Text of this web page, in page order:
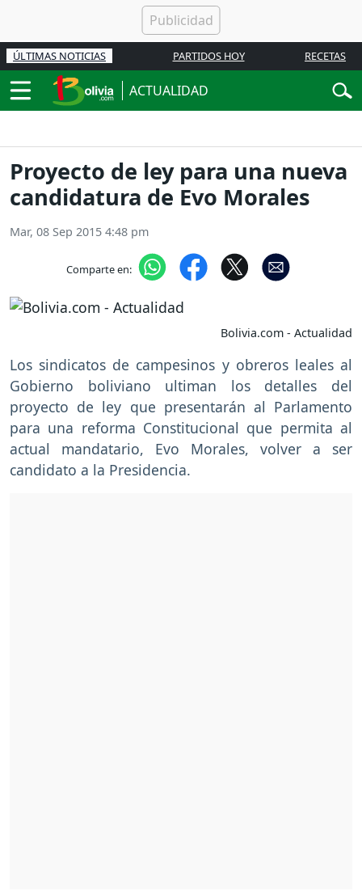
ÚLTIMAS NOTICIAS PARTIDOS HOY RECETAS
ACTUALIDAD
Proyecto de ley para una nueva
candidatura de Evo Morales
Mar, 08 Sep 2015 4:48 pm
Comparte en:
Bolivia.com - Actualidad
Los sindicatos de campesinos y obreros leales al
Gobierno boliviano ultiman los detalles del
proyecto de ley que presentarán al Parlamento
para una reforma Constitucional que permita al
actual mandatario, Evo Morales, volver a ser
candidato a la Presidencia.